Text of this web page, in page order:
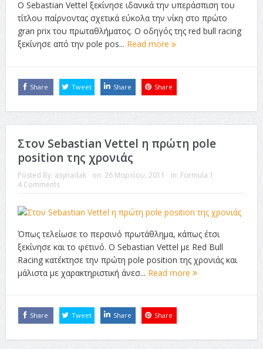
Ο Sebastian Vettel ξεκίνησε ιδανικά την υπεράσπιση του
τίτλου παίρνοντας σχετικά εύκολα την νίκη στο πρώτο
gran prix του πρωταθλήματος. Ο οδηγός της red bull racing
ξεκίνησε από την pole pos... Read more
Share Tweet Share Share
Στον Sebastian Vettel η πρώτη pole
position της χρονιάς
Posted By: asynadak on: 26 Μαρτίου, 2011 In: Formula 1
4 Comments
Όπως τελείωσε το περσινό πρωτάθλημα, κάπως έτσι
ξεκίνησε και το φετινό. Ο Sebastian Vettel με Red Bull
Racing κατέκτησε την πρώτη pole position της χρονιάς και
μάλιστα με χαρακτηριστική άνεσ... Read more
Share Tweet Share Share